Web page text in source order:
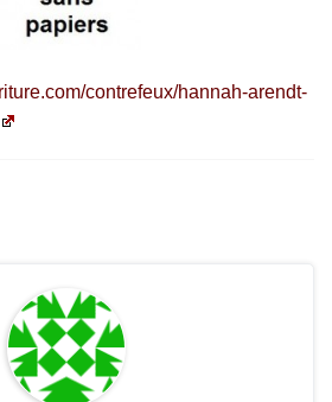
contrefeux/hannah-arendt-